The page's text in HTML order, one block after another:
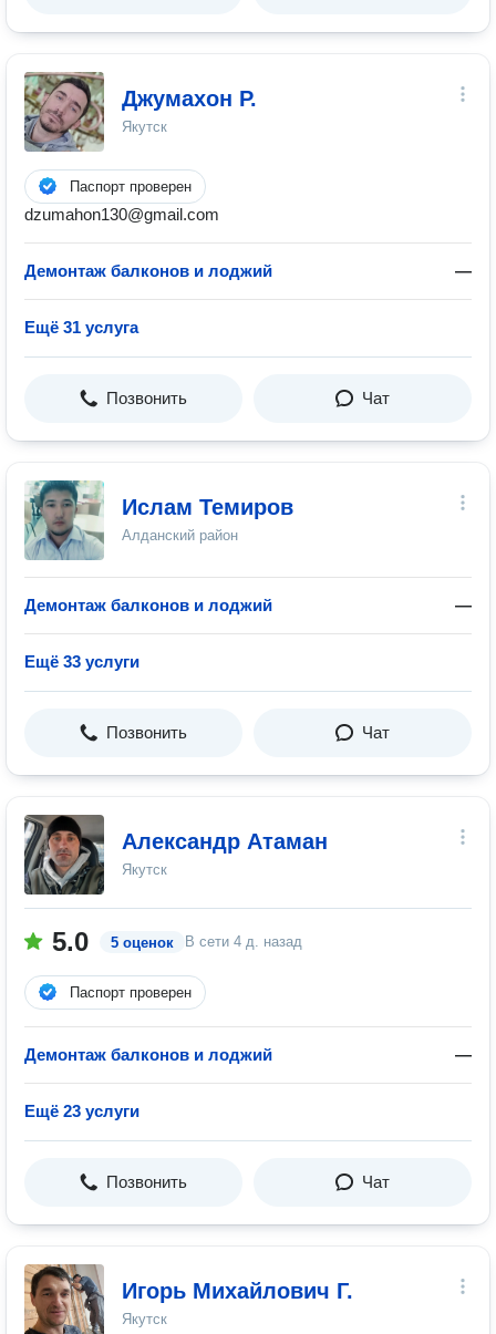
Джумахон Р.
Якутск
Паспорт проверен
dzumahon130@gmail.com
Демонтаж балконов и лоджий —
Ещё 31 услуга
Позвонить Чат
Ислам Темиров
Алданский район
Демонтаж балконов и лоджий —
Ещё 33 услуги
Позвонить Чат
Александр Атаман
Якутск
5.0 5 оценок В сети 4 д. назад
Паспорт проверен
Демонтаж балконов и лоджий —
Ещё 23 услуги
Позвонить Чат
Игорь Михайлович Г.
Якутск